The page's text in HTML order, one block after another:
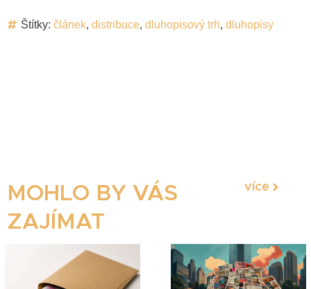
Štítky: článek, distribuce, dluhopisový trh, dluhopisy
MOHLO BY VÁS
ZAJÍMAT
více